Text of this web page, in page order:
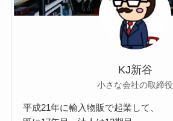
KJ新谷
小さな会社の取締役
平成21年に輸入物販で起業して、